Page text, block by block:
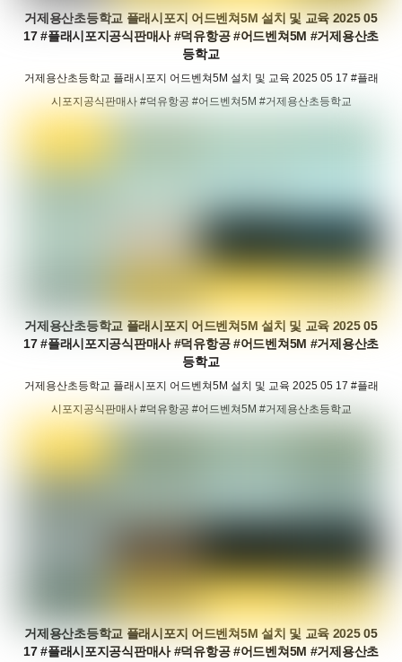
거제용산초등학교 플래시포지 어드벤쳐5M 설치 및 교육 2025 05
17 #플래시포지공식판매사 #덕유항공 #어드벤쳐5M #거제용산초
등학교
거제용산초등학교 플래시포지 어드벤쳐5M 설치 및 교육 2025 05 17 #플래
시포지공식판매사 #덕유항공 #어드벤쳐5M #거제용산초등학교
거제용산초등학교 플래시포지 어드벤쳐5M 설치 및 교육 2025 05
17 #플래시포지공식판매사 #덕유항공 #어드벤쳐5M #거제용산초
등학교
거제용산초등학교 플래시포지 어드벤쳐5M 설치 및 교육 2025 05 17 #플래
시포지공식판매사 #덕유항공 #어드벤쳐5M #거제용산초등학교
거제용산초등학교 플래시포지 어드벤쳐5M 설치 및 교육 2025 05
17 #플래시포지공식판매사 #덕유항공 #어드벤쳐5M #거제용산초